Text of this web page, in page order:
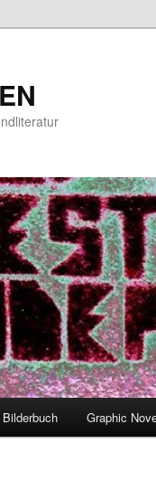
Bilderbuch Graphic